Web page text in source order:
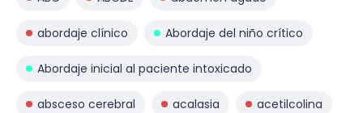
abordaje clínico Abordaje del niño crítico
Abordaje inicial al paciente intoxicado
absceso cerebral acalasia acetilcolina